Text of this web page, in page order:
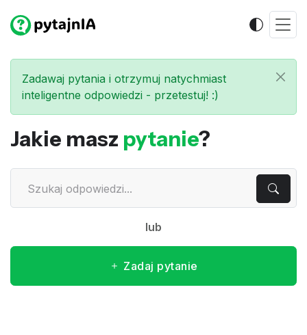
Zadawaj pytania i otrzymuj natychmiast
inteligentne odpowiedzi - przetestuj! :)
Jakie masz pytanie?
lub
Zadaj pytanie